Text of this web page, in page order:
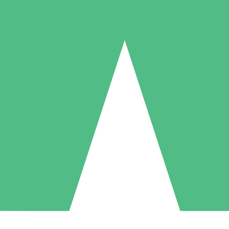
Individuelle Credit-Pakete
nach Bedarf mit Download-Credits. Keine monatliche Verpflichtung